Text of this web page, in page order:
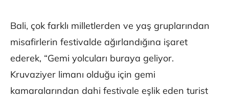
Bali, çok farklı milletlerden ve yaş gruplarından
misafirlerin festivalde ağırlandığına işaret
ederek, “Gemi yolcuları buraya geliyor.
Kruvaziyer limanı olduğu için gemi
kamaralarından dahi festivale eşlik eden turist